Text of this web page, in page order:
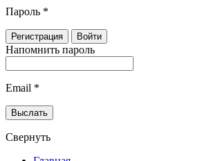
Пароль *
Напомнить пароль
Email *
Свернуть